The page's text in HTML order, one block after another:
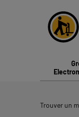
Trouver un